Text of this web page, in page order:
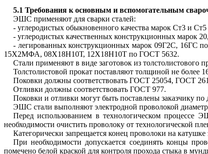
5.1 Требования к основным и вспомогательным
ЭШС применяют для сварки сталей:
- углеродистых обыкновенного качества марок Ст3 и
- углеродистых качественных конструкционных
- легированных конструкционных марок 09Г2С,
15Х2МФА, 08Х18Н10Т, 12Х18Н10Т по ГОСТ 5632.
Стали применяют в виде заготовок из толстолистового
Толстолистовой прокат поставляют толщиной не
Поковки должны соответствовать ГОСТ 25054, ГОСТ
Отливки должны соответствовать ГОСТ 977.
Поковки и отливки могут быть поставлены заказчику
ЭШС стали выполняют электродной проволокой
Перед использованием в технологическом
необходимости очистить проволоку от технологической
Категорически запрещается конец проволоки на
При необходимости допускается соединять концы
помечено белой краской для контроля прохода стыка в